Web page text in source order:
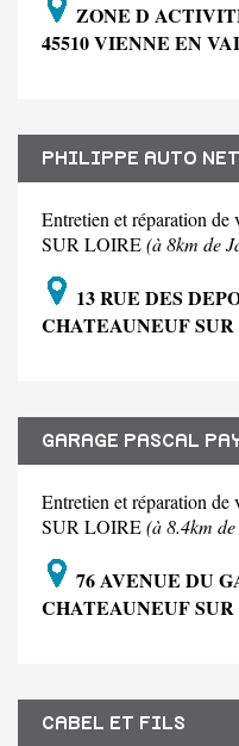
ZONE D
45510 VIENNE EN
PHILIPPE AUTO NET
Entretien et réparation
SUR LOIRE(à 8km de
13 RUE DES
CHATEAUNEUF
GARAGE PASCAL
Entretien et réparation
SUR LOIRE(à 8.4km
76 AVENUE DU
CHATEAUNEUF
CABEL ET FILS